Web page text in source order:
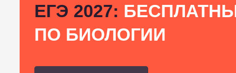
ЕГЭ 2027:
ПО БИОЛОГИИ